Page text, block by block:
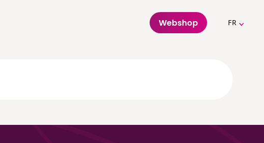
Webshop FR